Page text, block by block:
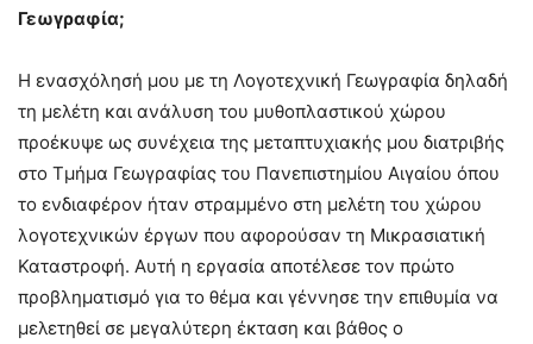
Γεωγραφία;
Η ενασχόλησή μου με τη Λογοτεχνική Γεωγραφία δηλαδή
τη μελέτη και ανάλυση του μυθοπλαστικού χώρου
προέκυψε ως συνέχεια της μεταπτυχιακής μου διατριβής
στο Τμήμα Γεωγραφίας του Πανεπιστημίου Αιγαίου όπου
το ενδιαφέρον ήταν στραμμένο στη μελέτη του χώρου
λογοτεχνικών έργων που αφορούσαν τη Μικρασιατική
Καταστροφή. Αυτή η εργασία αποτέλεσε τον πρώτο
προβληματισμό για το θέμα και γέννησε την επιθυμία να
μελετηθεί σε μεγαλύτερη έκταση και βάθος ο